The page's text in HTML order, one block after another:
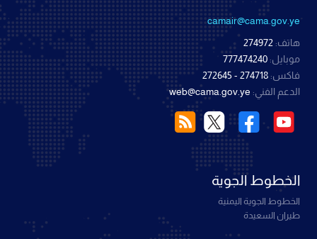
camair@cama.gov.ye
هاتف: 274972
موبايل: 777474240
فاكس: 274718 - 272645
الدعم الفني: web@cama.gov.ye
الخطوط الجوية
الخطوط الجوية اليمنية
طيران السعيدة